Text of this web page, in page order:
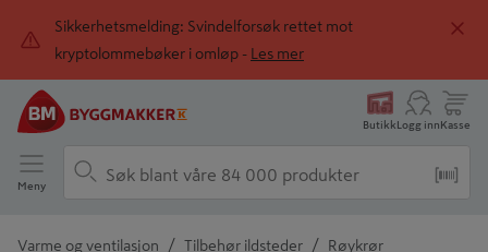
Sikkerhetsmelding: Svindelforsøk rettet mot
kryptolommebøker i omløp -
Les mer
ButikkLogg innKasse
Meny
Varme og ventilasjon / Tilbehør ildsteder / Røykrør